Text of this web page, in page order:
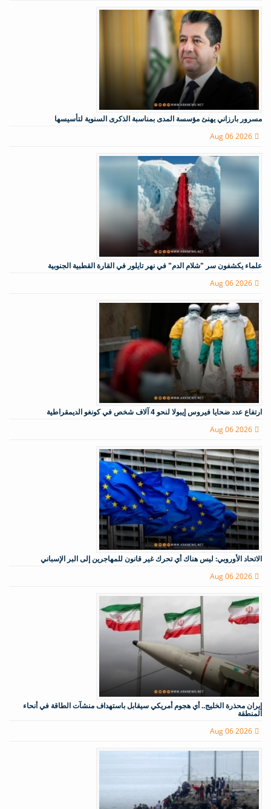
مسرور بارزاني يهنئ مؤسسة المدى بمناسبة الذكرى السنوية لتأسيسها
Aug 06 2026
علماء يكشفون سر "شلام الدم" في نهر تايلور في القارة القطبية الجنوبية
Aug 06 2026
ارتفاع عدد ضحايا فيروس إيبولا لنحو 4 آلاف شخص في كونغو الديمقراطية
Aug 06 2026
الاتحاد الأوروبي: ليس هناك أي تحرك غير قانون للمهاجرين إلى البر الإسباني
Aug 06 2026
إيران محذرة الخليج.. أي هجوم أمريكي سيقابل باستهداف منشآت الطاقة في أنحاء
المنطقة
Aug 06 2026